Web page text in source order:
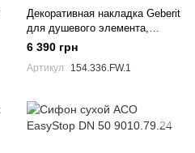
Декоративная накладка Geberit
для душевого элемента,
нержавеющая сталь
154.336.fw.1
6 390 грн
Артикул 154.336.FW.1